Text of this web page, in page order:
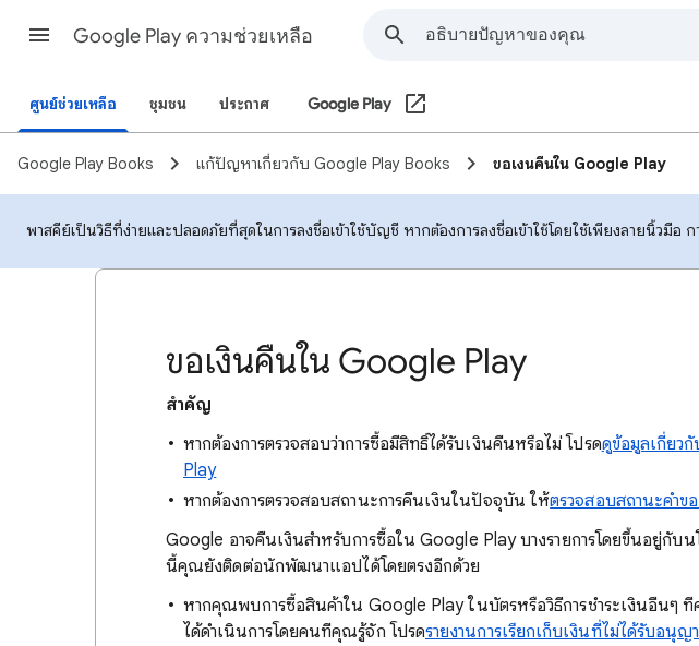
Google Play ความช่วยเหลือ
ศูนย์ช่วยเหลือ ชุมชน ประกาศ Google Play
Google Play Books แก้ปัญหาเกี่ยวกับ Google Play Books ขอเงินคืนใน Google Play
พาสคีย์เป็นวิธีที่ง่ายและปลอดภัยที่สุดในการลงชื่อเข้าใช้บัญชี หากต้องการลงชื่อเข้าใช้โดยใช้เพียงลายนิ้วมือ
ขอเงินคืนใน Google Play
สำคัญ
หากต้องการตรวจสอบว่าการซื้อมีสิทธิ์ได้รับเงินคืนหรือไม่ โปรดดูข้อมูลเกี่ยว
Play
หากต้องการตรวจสอบสถานะการคืนเงินในปัจจุบัน ให้ตรวจสอบสถานะคำข
Google อาจคืนเงินสำหรับการซื้อใน Google Play บางรายการโดยขึ้นอยู่กับน
นี้คุณยังติดต่อนักพัฒนาแอปได้โดยตรงอีกด้วย
หากคุณพบการซื้อสินค้าใน Google Play ในบัตรหรือวิธีการชำระเงินอื่นๆ
ได้ดำเนินการโดยคนที่คุณรู้จัก โปรดรายงานการเรียกเก็บเงินที่ไม่ได้รับอนุญ